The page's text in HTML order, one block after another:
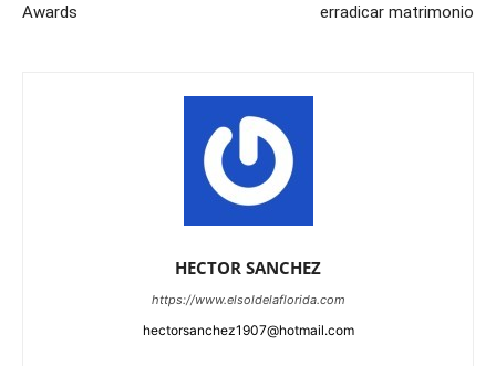
Awards
erradicar matrimonio
HECTOR SANCHEZ
https://www.elsoldelaflorida.com
hectorsanchez1907@hotmail.com